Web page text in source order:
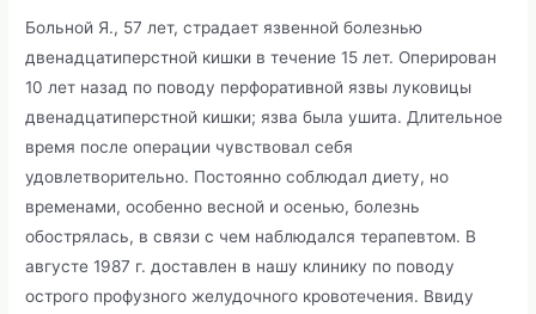
Больной Я., 57 лет, страдает язвенной болезнью
двенадцатиперстной кишки в течение 15 лет. Оперирован
10 лет назад по поводу перфоративной язвы луковицы
двенадцатиперстной кишки; язва была ушита. Длительное
время после операции чувствовал себя
удовлетворительно. Постоянно соблюдал диету, но
временами, особенно весной и осенью, болезнь
обострялась, в связи с чем наблюдался терапевтом. В
августе 1987 г. доставлен в нашу клинику по поводу
острого профузного желудочного кровотечения. Ввиду